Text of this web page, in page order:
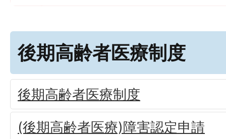
後期高齢者医療制度
後期高齢者医療制度
(後期高齢者医療)障害認定申請